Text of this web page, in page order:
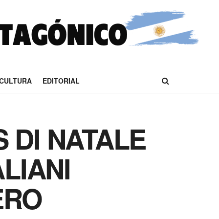
EDITORIAL
DI NATALE